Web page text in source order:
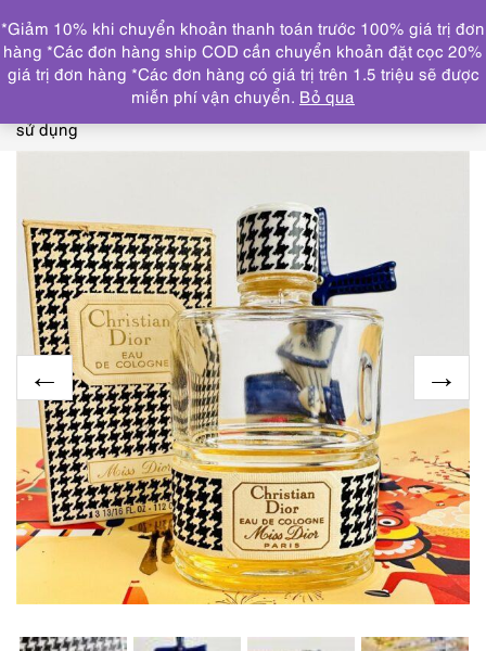
DANH MỤC
Trang chủ THƯƠNG HIỆU NỔI BẬT DIOR
0481-DIOR
Miss Dior Eau de Cologne splash 112ml-Nước hoa nữ-Đã
sử dụng
*Giảm 10% khi chuyển khoản thanh toán trước 100% giá trị đơn
hàng *Các đơn hàng ship COD cần chuyển khoản đặt cọc 20%
giá trị đơn hàng *Các đơn hàng có giá trị trên 1.5 triệu sẽ được
miễn phí vận chuyển. Bỏ qua